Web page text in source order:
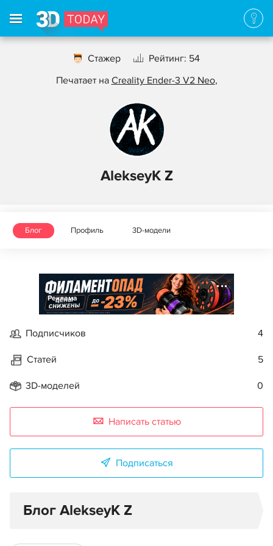
Стажер
Рейтинг: 54
Печатает на Creality Ender-3 V2 Neo,
AlekseyK Z
Блог Профиль 3D-модели
Реклама
Подписчиков 4
Статей 5
3D-моделей 0
Написать статью
Подписаться
Блог AlekseyK Z